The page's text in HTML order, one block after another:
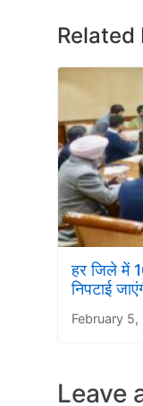
Related
हर जिले में
निपटाई
February
Leave